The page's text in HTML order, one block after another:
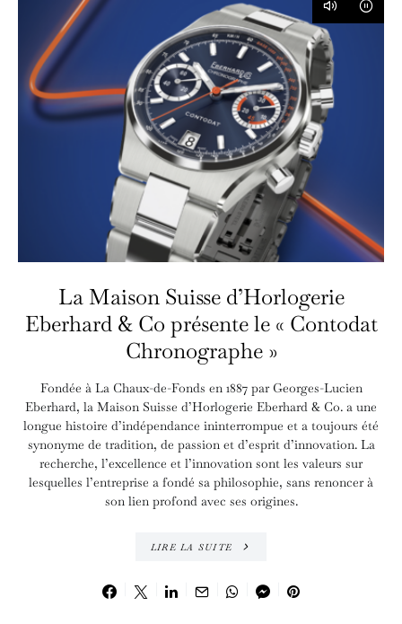
La Maison Suisse d’Horlogerie
Eberhard & Co présente le « Contodat
Chronographe »
Fondée à La Chaux-de-Fonds en 1887 par Georges-Lucien
Eberhard, la Maison Suisse d’Horlogerie Eberhard & Co. a une
longue histoire d’indépendance ininterrompue et a toujours été
synonyme de tradition, de passion et d’esprit d’innovation. La
recherche, l’excellence et l’innovation sont les valeurs sur
lesquelles l’entreprise a fondé sa philosophie, sans renoncer à
son lien profond avec ses origines.
LIRE LA SUITE